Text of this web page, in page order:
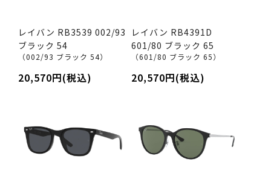
レイバン RB3539 002/93
ブラック 54
（002/93 ブラック 54）
20,570円(税込)
レイバン RB4391D
601/80 ブラック 65
（601/80 ブラック 65）
20,570円(税込)